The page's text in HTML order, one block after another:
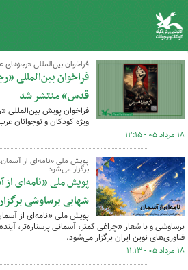
فراخوان بین‌المللی
فراخوان بین‌المللی
قدس» منتشر شد
فراخوان پویش بین‌المللی
ویژه کودکان و نوجوانان
۱۸ مرداد ۰۵ - ۱۲:۱۵
پویش ملی «نامه‌ای از
برگزار می‌شود
پویش ملی «نامه‌ای
شهابی برساوشی
پویش ملی «نامه‌ای از
برساوشی و با شعار «چراغی کمتر، آسمانی پرستاره‌تر،
فناوری‌های نوین ایران برگزار می‌شود.
۱۸ مرداد ۰۵ - ۱۱:۱۳